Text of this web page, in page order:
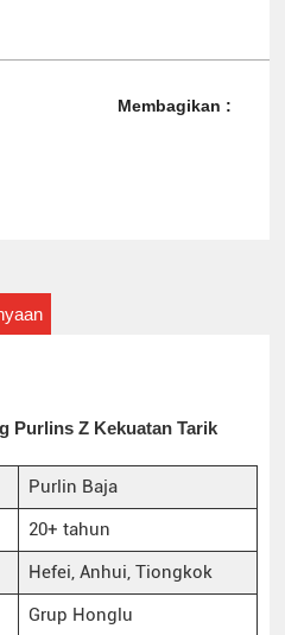
Membagikan :
Purlins Z Kekuatan Tarik
Purlin Baja
20+ tahun
Hefei, Anhui, Tiongkok
Grup Honglu